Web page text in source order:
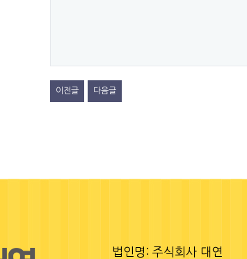
이전글 다음글
법인명: 주식회사 대연